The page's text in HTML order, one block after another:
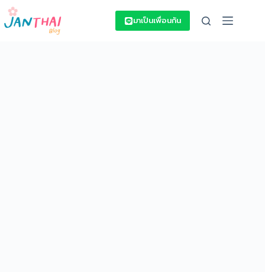
Skip
content
มาเป็นเพื่อนกัน